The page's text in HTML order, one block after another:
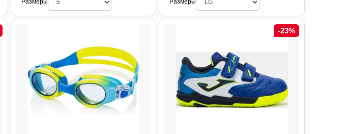
Размеры Размеры
-23%